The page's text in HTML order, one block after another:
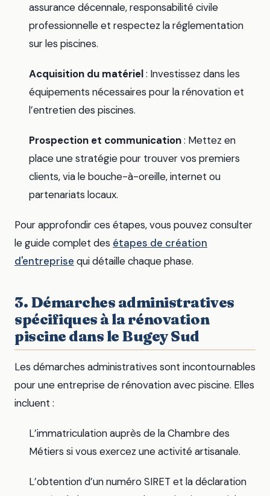
assurance décennale, responsabilité civile
professionnelle et respectez la réglementation
sur les piscines.
Acquisition du matériel: Investissez dans les
équipements nécessaires pour la rénovation et
l’entretien des piscines.
Prospection et communication: Mettez en
place une stratégie pour trouver vos premiers
clients, via le bouche-à-oreille, internet ou
partenariats locaux.
Pour approfondir ces étapes, vous pouvez consulter
le guide complet des étapes de création
d'entreprise qui détaille chaque phase.
3. Démarches administratives
spécifiques à la rénovation
piscine dans le Bugey Sud
Les démarches administratives sont incontournables
pour une entreprise de rénovation avec piscine. Elles
incluent :
L’immatriculation auprès de la Chambre des
Métiers si vous exercez une activité artisanale.
L’obtention d’un numéro SIRET et la déclaration